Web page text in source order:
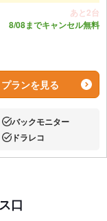
あと2台
8/08までキャンセル無料
プランを見る
あり:バックモニター
あり:ドラレコ
口